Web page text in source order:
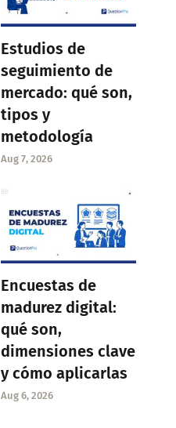
Estudios de
seguimiento de
mercado: qué son,
tipos y
metodología
Aug 7, 2026
Encuestas de
madurez digital:
qué son,
dimensiones clave
y cómo aplicarlas
Aug 6, 2026